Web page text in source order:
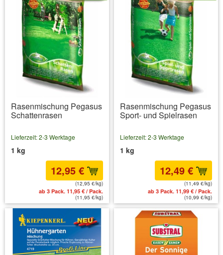
Rasenmischung Pegasus
Schattenrasen
Lieferzeit: 2-3 Werktage
1 kg
12,95 €
(12,95 €/kg)
ab 3 Pack. 11,95 € / Pack.
(11,95 €/kg)
Rasenmischung Pegasus
Sport- und Spielrasen
Lieferzeit: 2-3 Werktage
1 kg
12,49 €
(11,49 €/kg)
ab 3 Pack. 11,99 € / Pack.
(10,99 €/kg)